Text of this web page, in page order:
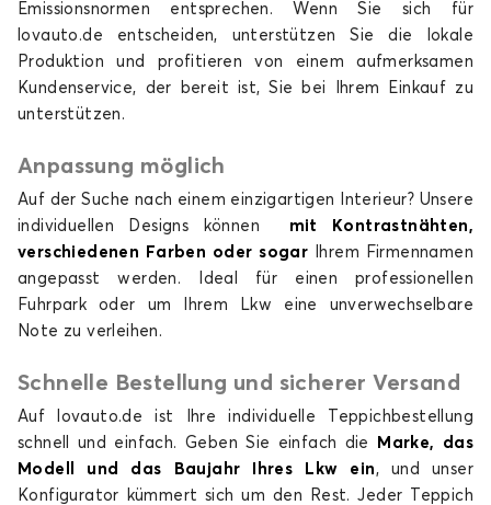
Emissionsnormen entsprechen. Wenn Sie sich für
lovauto.de entscheiden, unterstützen Sie die lokale
Produktion und profitieren von einem aufmerksamen
Kundenservice, der bereit ist, Sie bei Ihrem Einkauf zu
unterstützen.
Anpassung möglich
Auf der Suche nach einem einzigartigen Interieur? Unsere
individuellen Designs können mit Kontrastnähten,
verschiedenen Farben oder sogar Ihrem Firmennamen
angepasst werden. Ideal für einen professionellen
Fuhrpark oder um Ihrem Lkw eine unverwechselbare
Note zu verleihen.
Schnelle Bestellung und sicherer Versand
Auf lovauto.de ist Ihre individuelle Teppichbestellung
schnell und einfach. Geben Sie einfach die
Marke, das
Modell und das Baujahr Ihres Lkw ein, und unser
Konfigurator kümmert sich um den Rest. Jeder Teppich